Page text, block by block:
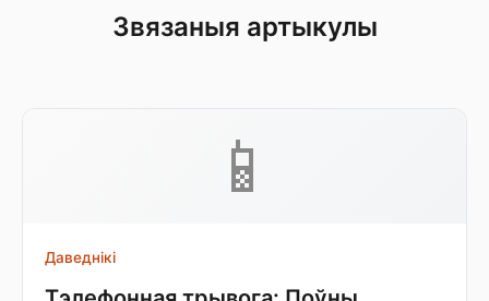
Звязаныя артыкулы
📱
Даведнікі